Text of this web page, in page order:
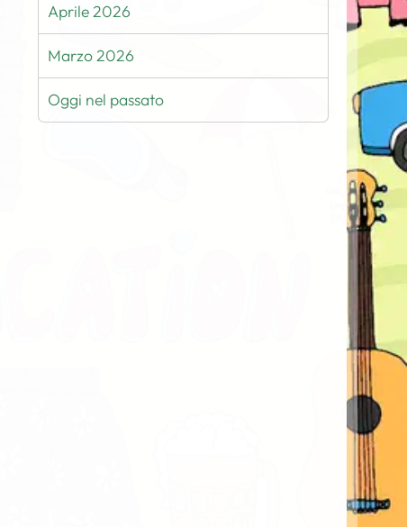
Aprile 2026
Marzo 2026
Oggi nel passato